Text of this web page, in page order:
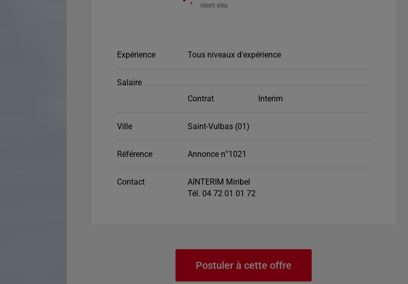
Expérience Tous niveaux d'expérience
Salaire
Contrat
Interim
Ville Saint-Vulbas (01)
Référence Annonce n°1021
Contact
AINTERIM Miribel
Tél. 04 72 01 01 72
Postuler à cette offre